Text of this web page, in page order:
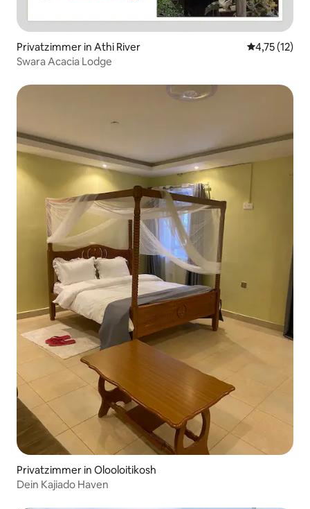
Privatzimmer in Athi River
4,75 (12)
Swara Acacia Lodge
Privatzimmer in Olooloitikosh
Dein Kajiado Haven